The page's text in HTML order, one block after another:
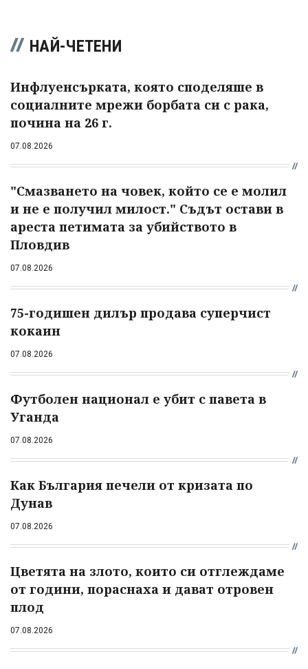
НАЙ-ЧЕТЕНИ
Инфлуенсърката, която споделяше в
социалните мрежи борбата си с рака,
почина на 26 г.
07.08.2026
"Смазването на човек, който се е молил
и не е получил милост." Съдът остави в
ареста петимата за убийството в
Пловдив
07.08.2026
75-годишен дилър продава суперчист
кокаин
07.08.2026
Футболен национал е убит с павета в
Уганда
07.08.2026
Как България печели от кризата по
Дунав
07.08.2026
Цветята на злото, които си отглеждаме
от години, пораснаха и дават отровен
плод
07.08.2026